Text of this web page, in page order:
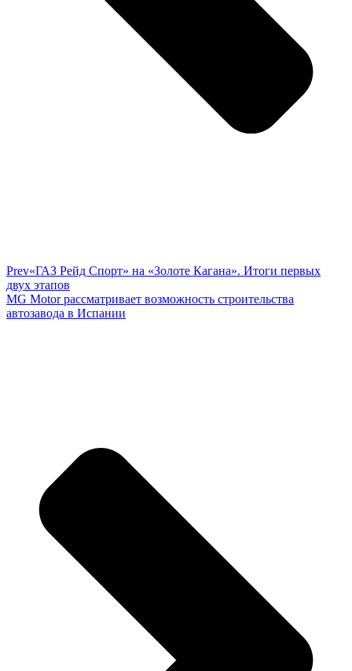
Prev«ГАЗ Рейд Спорт» на «Золоте Кагана». Итоги первых
двух этапов
MG Motor рассматривает возможность строительства
автозавода в Испании